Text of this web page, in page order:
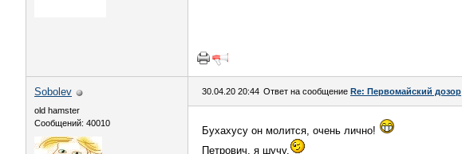
Sobolev
old hamster
Сообщений: 40010
30.04.20 20:44 Ответ на сообщение Re: Первомайский дозор
Бухахусу он молится, очень лично!
Петрович, я шучу.